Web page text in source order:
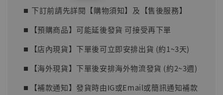
⏹︎ 下訂前請先詳閱【購物須知】及【售後服務】
⏹︎【預購商品】可能延後發貨 可接受再下單
⏹︎【店內現貨】下單後可立即安排出貨 (約1~3天)
⏹︎【海外現貨】下單後安排海外物流發貨 (約2~3週)
⏹︎【補款通知】發貨時由IG或Email或簡訊通知補款